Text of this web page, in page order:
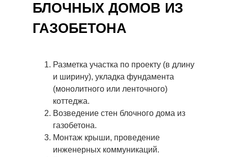
БЛОЧНЫХ ДОМОВ ИЗ
ГАЗОБЕТОНА
Разметка участка по проекту (в длину
и ширину), укладка фундамента
(монолитного или ленточного)
коттеджа.
Возведение стен блочного дома из
газобетона.
Монтаж крыши, проведение
инженерных коммуникаций.